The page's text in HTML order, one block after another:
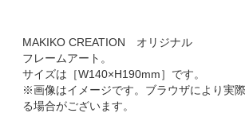
MAKIKO CREATION オリジナル
フレームアート。
サイズは［W140×H190mm］です。
※画像はイメージです。ブラウザにより実
る場合がございます。